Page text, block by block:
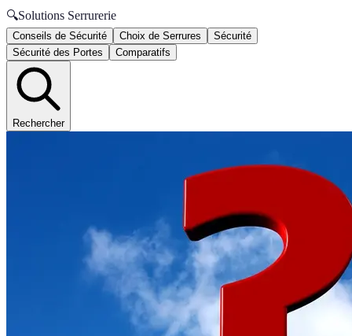
🔍Solutions Serrurerie
Conseils de Sécurité Choix de Serrures
Sécurité
Sécurité des Portes
Comparatifs
Rechercher